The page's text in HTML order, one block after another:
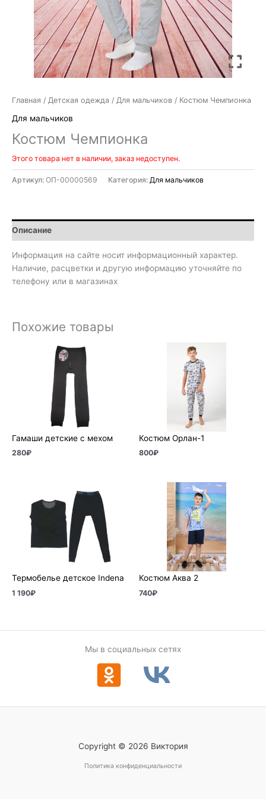
Главная / Детская одежда / Для мальчиков / Костюм Чемпионка
Для мальчиков
Костюм Чемпионка
Этого товара нет в наличии, заказ недоступен.
Артикул: ОП-00000569 Категория: Для мальчиков
Описание
Информация на сайте носит информационный характер.
Наличие, расцветки и другую информацию уточняйте по
телефону или в магазинах
Похожие товары
Гамаши детские с мехом
280₽
Костюм Орлан-1
800₽
Термобелье детское Indena
1 190₽
Костюм Аква 2
740₽
Мы в социальных сетях
Copyright © 2026 Виктория
Политика конфиденциальности